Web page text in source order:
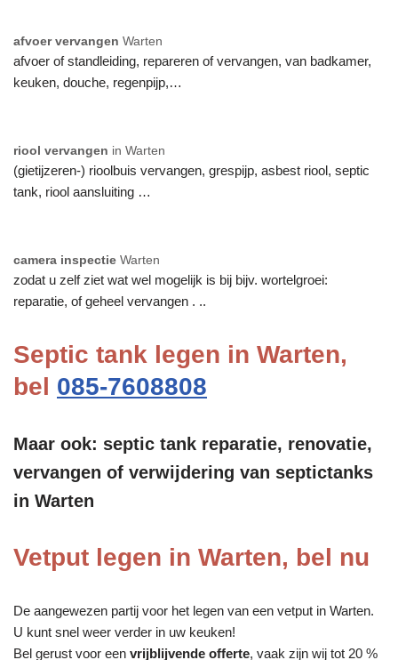
afvoer vervangen Warten
afvoer of standleiding, repareren of vervangen, van badkamer,
keuken, douche, regenpijp,…
riool vervangen in Warten
(gietijzeren-) rioolbuis vervangen, grespijp, asbest riool, septic
tank, riool aansluiting …
camera inspectie Warten
zodat u zelf ziet wat wel mogelijk is bij bijv. wortelgroei:
reparatie, of geheel vervangen . ..
Septic tank legen in Warten,
bel 085-7608808
Maar ook: septic tank reparatie, renovatie,
vervangen of verwijdering van septictanks
in Warten
Vetput legen in Warten, bel nu
De aangewezen partij voor het legen van een vetput in Warten.
U kunt snel weer verder in uw keuken!
Bel gerust voor een vrijblijvende offerte, vaak zijn wij tot 20 %